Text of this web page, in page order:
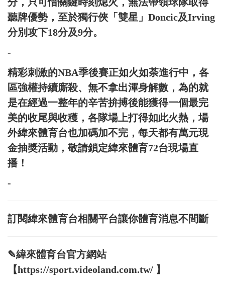
聽牌優勢，至於獨行俠「雙星」Doncic及Irving
分別攻下18分及9分。
-
精彩刺激的NBA季後賽正如火如荼進行中，各
區強權持續廝殺、無不拿出渾身解數，為的就
是在經過一整年的辛苦拚搏後能獲得一個最完
美的收尾與收穫，各隊場上打得如此火熱，場
外緯來體育台也加碼加不完，每天都有萬元現
金抽獎活動，敬請鎖定緯來體育72台現場直
播！
-
訂閱緯來體育台相關平台讓你體育消息不間斷
✎緯來體育台官方網站
【https://sport.videoland.com.tw/ 】